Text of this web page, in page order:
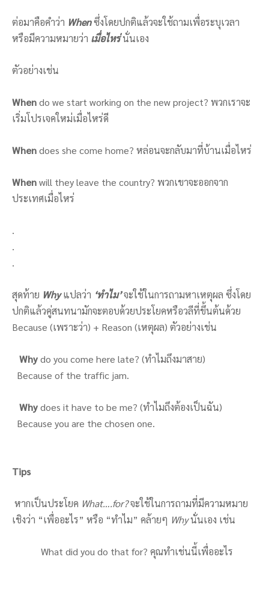
ต่อมาคือคำว่า Whenซึ่งโดยปกติแล้วจะใช้ถามเพื่อระบุเวลา
หรือมีความหมายว่า เมื่อไหร่นั่นเอง
ตัวอย่างเช่น
Whendo we start working on the new project? พวกเราจะ
เริ่มโปรเจคใหม่เมื่อไหร่ดี
Whendoes she come home? หล่อนจะกลับมาที่บ้านเมื่อไหร่
Whenwill they leave the country? พวกเขาจะออกจาก
ประเทศเมื่อไหร่
.
.
.
สุดท้าย Why แปลว่า ‘ทำไม’จะใช้ในการถามหาเหตุผล ซึ่งโดย
ปกติแล้วคู่สนทนามักจะตอบด้วยประโยคหรือวลีที่ขึ้นต้นด้วย
Because (เพราะว่า) + Reason (เหตุผล) ตัวอย่างเช่น
Whydo you come here late? (ทำไมถึงมาสาย)
Because of the traffic jam.
Whydoes it have to be me? (ทำไมถึงต้องเป็นฉัน)
Because you are the chosen one.
Tips
หากเป็นประโยค What….for?จะใช้ในการถามที่มีความหมาย
เชิงว่า “เพื่ออะไร” หรือ “ทำไม” คล้ายๆ Whyนั่นเอง เช่น
What did you do that for? คุณทำเช่นนี้เพื่ออะไร